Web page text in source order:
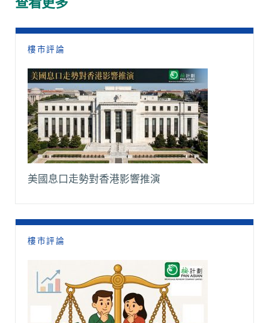
o
k
p
p
k
m
查看更多
樓市評論
美國息口走勢對香港影響推演
樓市評論